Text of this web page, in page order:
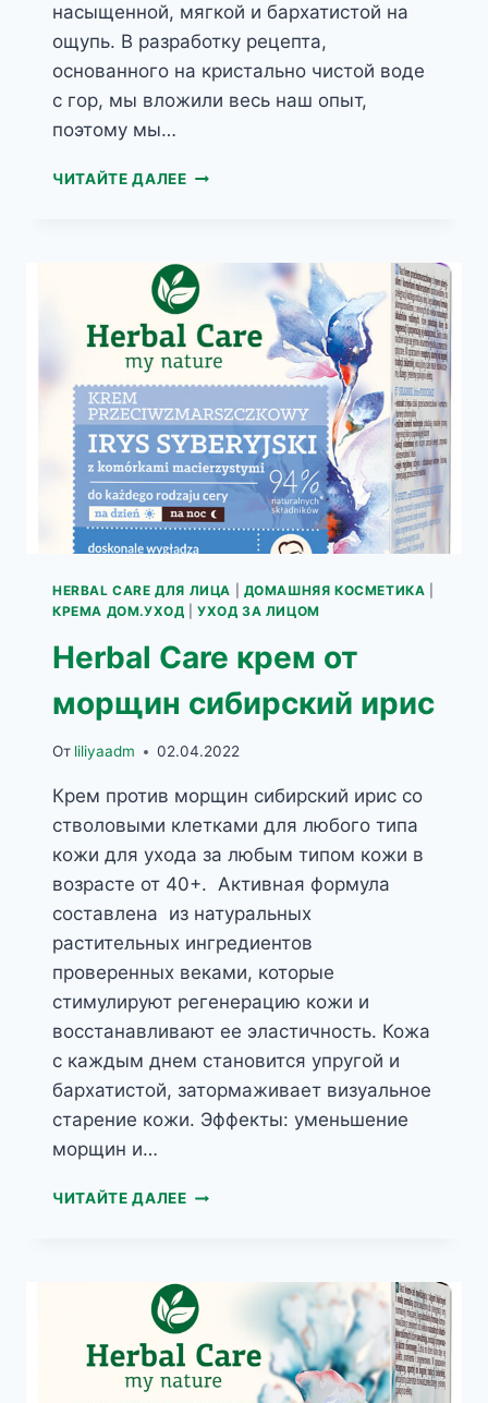
насыщенной, мягкой и бархатистой на
ощупь. В разработку рецепта,
основанного на кристально чистой воде
с гор, мы вложили весь наш опыт,
поэтому мы…
ЧИТАЙТЕ ДАЛЕЕHERBAL
МОЛОЧКО
КОНОПЛИ
С
КОЛЛАГЕНОМ
HERBAL CARE ДЛЯ ЛИЦА ДОМАШНЯЯ КОСМЕТИКА
КРЕМА ДОМ.УХОД |УХОД ЗА ЛИЦОМ
Herbal Care крем от
морщин сибирский ирис
От liliyaadm 02.04.2022
Крем против морщин сибирский ирис со
стволовыми клетками для любого типа
кожи для ухода за любым типом кожи в
возрасте от 40+. Активная формула
составлена из натуральных
растительных ингредиентов
проверенных веками, которые
стимулируют регенерацию кожи и
восстанавливают ее эластичность. Кожа
с каждым днем становится упругой и
бархатистой, затормаживает визуальное
старение кожи. Эффекты: уменьшение
морщин и…
ЧИТАЙТЕ ДАЛЕЕHERBAL
МОРЩИН
СИБИРСКИЙ
ИРИС